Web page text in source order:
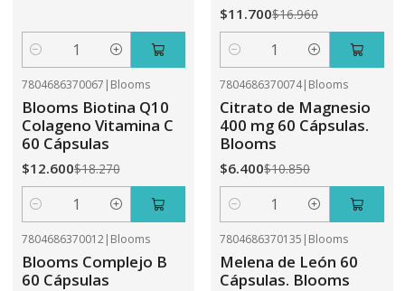
Cantidad
$11.700$16.960
Cantidad
7804686370067 | Blooms
Blooms Biotina Q10
Colageno Vitamina C
60 Cápsulas
$12.600$18.270
Cantidad
7804686370074| Blooms
Citrato de Magnesio
400 mg 60 Cápsulas.
Blooms
$6.400$10.850
Cantidad
7804686370012| Blooms
Blooms Complejo B
60 Cápsulas
7804686370135 | Blooms
Melena de León 60
Cápsulas. Blooms